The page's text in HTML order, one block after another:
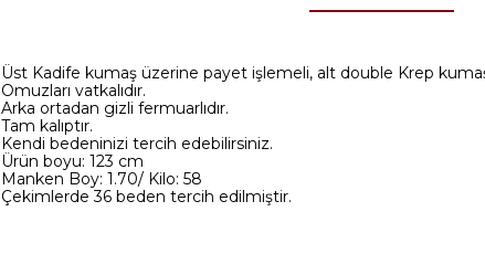
Üst Kadife kumaş üzerine payet işlemeli, alt double Krep
Omuzları vatkalıdır.
Arka ortadan gizli fermuarlıdır.
Tam kalıptır.
Kendi bedeninizi tercih edebilirsiniz.
Ürün boyu: 123 cm
Manken Boy: 1.70/ Kilo: 58
Çekimlerde 36 beden tercih edilmiştir.